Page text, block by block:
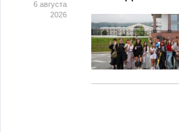
6 августа
2026